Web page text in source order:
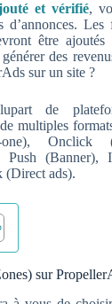
et vérifié,
Les
être ajoutés
des
sur un site ?
de
multiples
Onclick
Push (Banner),
(Direct ads).
sur